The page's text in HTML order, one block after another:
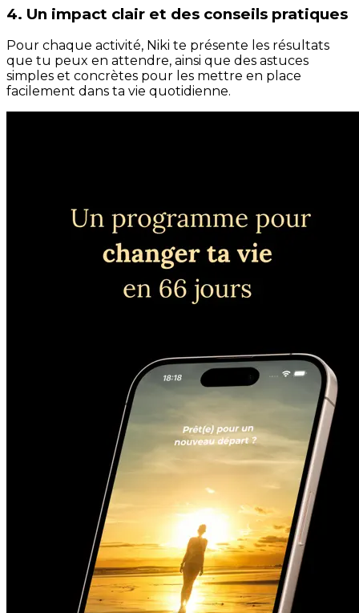
4. Un impact clair et des conseils pratiques
Pour chaque activité, Niki te présente les résultats
que tu peux en attendre, ainsi que des astuces
simples et concrètes pour les mettre en place
facilement dans ta vie quotidienne.